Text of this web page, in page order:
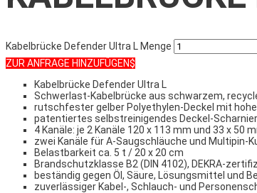
Kabelbrücke Defender Ultra L Menge
ZUR ANFRAGE HINZUFÜGEN
Kabelbrücke Defender Ultra L
Schwerlast-Kabelbrücke aus schwarzem,
rutschfester gelber Polyethylen-Deckel mit
patentiertes selbstreinigendes Deckel-Scharnier
4 Kanäle: je 2 Kanäle 120 x 113 mm und 33 x 50
zwei Kanäle für A-Saugschläuche und Multipin-
Belastbarkeit ca. 5 t / 20 x 20 cm
Brandschutzklasse B2 (DIN 4102), DEKRA-
beständig gegen Öl, Säure, Lösungsmittel und
zuverlässiger Kabel-, Schlauch- und